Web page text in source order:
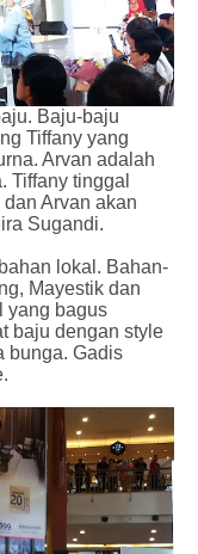
Baju-baju
Tiffany yang
Arvan adalah
Tiffany tinggal
Arvan akan
Sugandi.
lokal. Bahan-
Mayestik dan
yang bagus
baju dengan style
bunga. Gadis